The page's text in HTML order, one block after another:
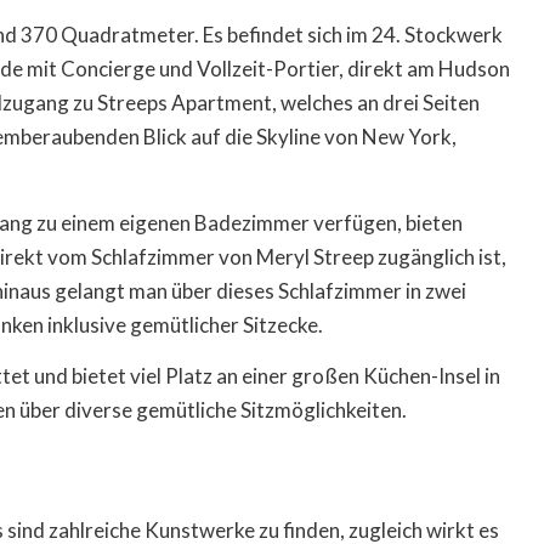
370 Quadratmeter. Es befindet sich im 24. Stockwerk
mit Concierge und Vollzeit-Portier, direkt am Hudson
zu Streeps Apartment, welches an drei Seiten
Blick auf die Skyline von New York,
zu einem eigenen Badezimmer verfügen, bieten
vom Schlafzimmer von Meryl Streep zugänglich ist,
gelangt man über dieses Schlafzimmer in zwei
inklusive gemütlicher Sitzecke.
und bietet viel Platz an einer großen Küchen-Insel in
über diverse gemütliche Sitzmöglichkeiten.
zahlreiche Kunstwerke zu finden, zugleich wirkt es